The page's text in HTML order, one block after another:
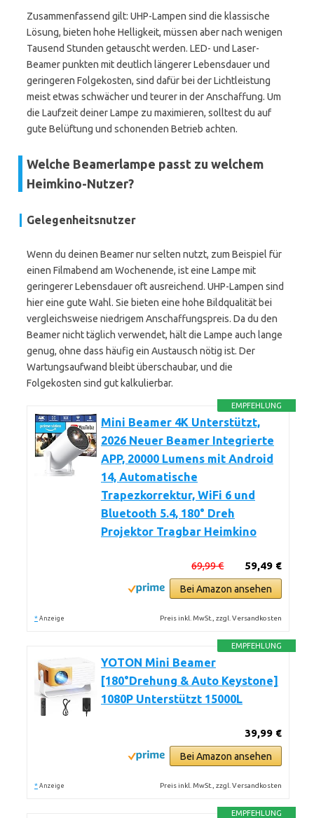
Zusammenfassend gilt: UHP-Lampen sind die klassische
Lösung, bieten hohe Helligkeit, müssen aber nach wenigen
Tausend Stunden getauscht werden. LED- und Laser-
Beamer punkten mit deutlich längerer Lebensdauer und
geringeren Folgekosten, sind dafür bei der Lichtleistung
meist etwas schwächer und teurer in der Anschaffung. Um
die Laufzeit deiner Lampe zu maximieren, solltest du auf
gute Belüftung und schonenden Betrieb achten.
Welche Beamerlampe passt zu welchem
Heimkino-Nutzer?
Gelegenheitsnutzer
Wenn du deinen Beamer nur selten nutzt, zum Beispiel für
einen Filmabend am Wochenende, ist eine Lampe mit
geringerer Lebensdauer oft ausreichend. UHP-Lampen sind
hier eine gute Wahl. Sie bieten eine hohe Bildqualität bei
vergleichsweise niedrigem Anschaffungspreis. Da du den
Beamer nicht täglich verwendet, hält die Lampe auch lange
genug, ohne dass häufig ein Austausch nötig ist. Der
Wartungsaufwand bleibt überschaubar, und die
Folgekosten sind gut kalkulierbar.
EMPFEHLUNG
Mini Beamer 4K Unterstützt,
2026 Neuer Beamer Integrierte
APP, 20000 Lumens mit Android
14, Automatische
Trapezkorrektur, WiFi 6 und
Bluetooth 5.4, 180° Dreh
Projektor Tragbar Heimkino
59,49 €
69,99 €
Bei Amazon ansehen
* Anzeige Preis inkl. MwSt., zzgl. Versandkosten
EMPFEHLUNG
YOTON Mini Beamer
[180°Drehung & Auto Keystone]
1080P Unterstützt 15000L
39,99 €
Bei Amazon ansehen
* Anzeige Preis inkl. MwSt., zzgl. Versandkosten
EMPFEHLUNG